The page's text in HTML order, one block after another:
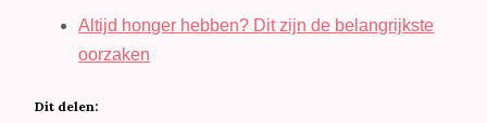
Altijd honger hebben? Dit zijn de belangrijkste
oorzaken
Dit delen: